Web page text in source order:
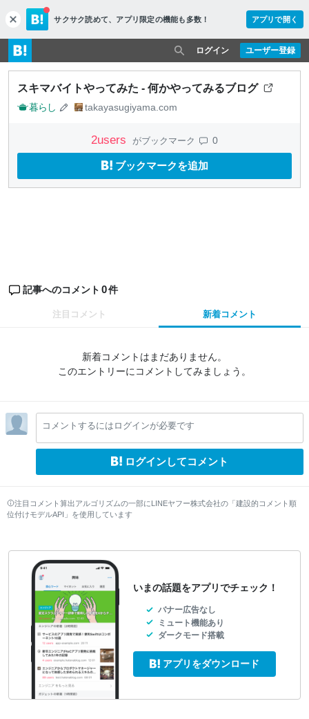
c
l
o
s
e
サクサク読めて、 アプリ限定の機能も多数！ アプリで開く
ユーザー登録
ログイン
スキマバイトやってみた - 何かやってみるブログ
暮らし takayasugiyama.com
2users がブックマーク 0
ブックマークを追加
記事へのコメント 0件
注目コメント 新着コメント
新着コメントはまだありません。
このエントリーにコメントしてみましょう。
コメントするにはログインが必要です
ログインしてコメント
注目コメント算出アルゴリズムの一部にLINEヤフー株式会社の「建設的コメント順
位付けモデルAPI」を使用しています
いまの話題をアプリでチェック！
バナー広告なし
ミュート機能あり
ダークモード搭載
アプリをダウンロード